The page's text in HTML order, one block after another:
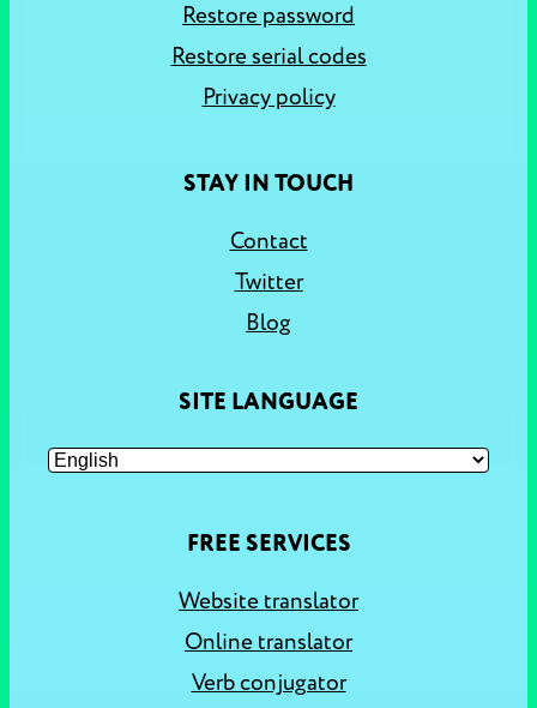
Restore password
Restore serial codes
Privacy policy
STAY IN TOUCH
Contact
Twitter
Blog
SITE LANGUAGE
FREE SERVICES
Website translator
Online translator
Verb conjugator